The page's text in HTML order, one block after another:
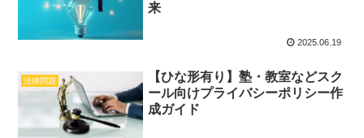
来
2025.06.19
法律問題
【ひな形有り】塾・教室などスク
ール向けプライバシーポリシー作
成ガイド